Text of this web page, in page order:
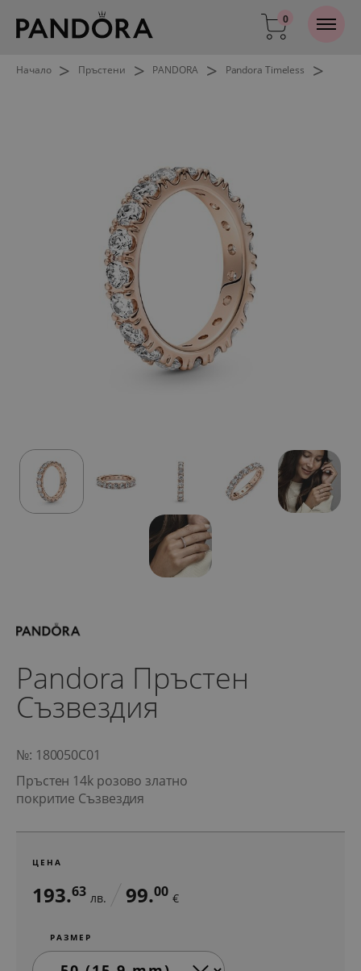
0
Начало > Пръстени > PANDORA > Pandora Timeless >
Pandora Пръстен
Съзвездия
№: 180050C01
Пръстен 14k розово златно
покритие Съзвездия
ЦЕНА
193.63 лв. 99.00 €
РАЗМЕР